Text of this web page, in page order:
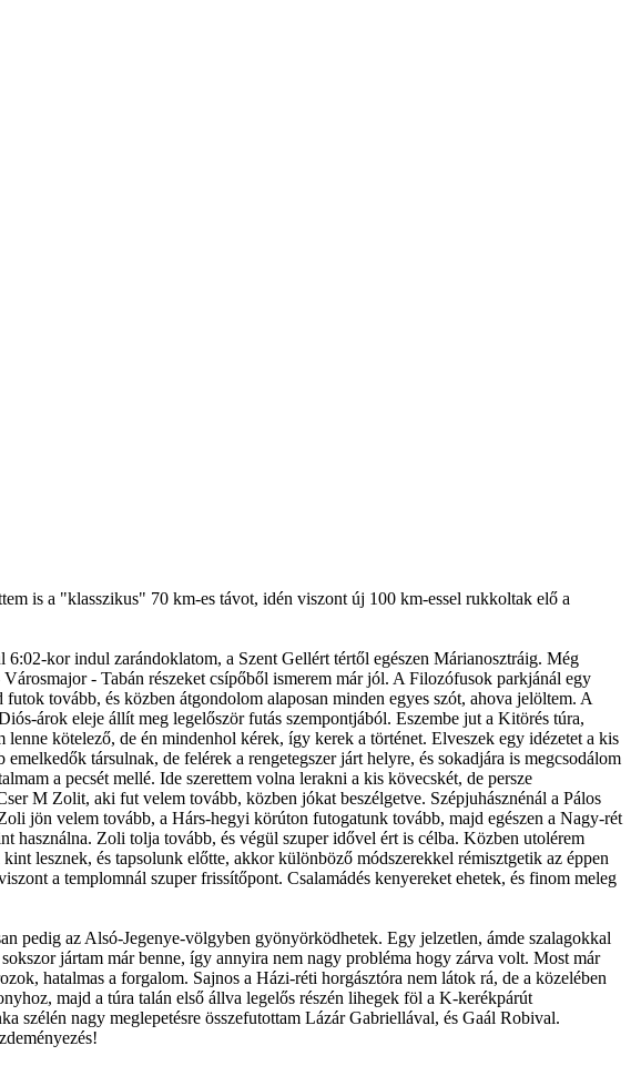
is a "klasszikus" 70 km-es távot, idén viszont új 100 km-essel rukkoltak elő a
kor indul zarándoklatom, a Szent Gellért tértől egészen Márianosztráig. Még
- Tabán részeket csípőből ismerem már jól. A Filozófusok parkjánál egy
tovább, és közben átgondolom alaposan minden egyes szót, ahova jelöltem. A
árok eleje állít meg legelőször futás szempontjából. Eszembe jut a Kitörés túra,
kötelező, de én mindenhol kérek, így kerek a történet. Elveszek egy idézetet a kis
társulnak, de felérek a rengetegszer járt helyre, és sokadjára is megcsodálom
a pecsét mellé. Ide szerettem volna lerakni a kis kövecskét, de persze
M Zolit, aki fut velem tovább, közben jókat beszélgetve. Szépjuhásznénál a Pálos
jön velem tovább, a Hárs-hegyi körúton futogatunk tovább, majd egészen a Nagy-rét
használna. Zoli tolja tovább, és végül szuper idővel ért is célba. Közben utolérem
lesznek, és tapsolunk előtte, akkor különböző módszerekkel rémisztgetik az éppen
a templomnál szuper frissítőpont. Csalamádés kenyereket ehetek, és finom meleg
pedig az Alsó-Jegenye-völgyben gyönyörködhetek. Egy jelzetlen, ámde szalagokkal
jártam már benne, így annyira nem nagy probléma hogy zárva volt. Most már
hatalmas a forgalom. Sajnos a Házi-réti horgásztóra nem látok rá, de a közelében
majd a túra talán első állva legelős részén lihegek föl a K-kerékpárút
szélén nagy meglepetésre összefutottam Lázár Gabriellával, és Gaál Robival.